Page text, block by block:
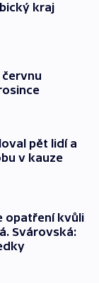
kraj
pět lidí a
v kauze
opatření kvůli
Svárovská: